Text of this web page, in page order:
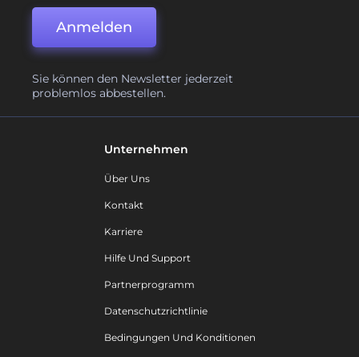
Anmelden
Sie können den Newsletter jederzeit
problemlos abbestellen.
Unternehmen
Über Uns
Kontakt
Karriere
Hilfe Und Support
Partnerprogramm
Datenschutzrichtlinie
Bedingungen Und Konditionen